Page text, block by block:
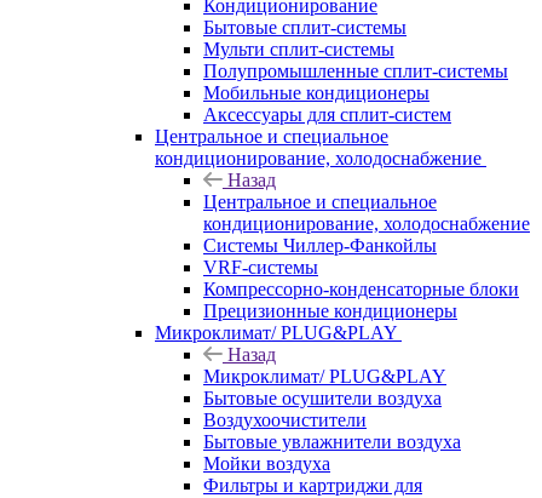
Кондиционирование
Бытовые сплит-системы
Мульти сплит-системы
Полупромышленные сплит-системы
Мобильные кондиционеры
Аксессуары для сплит-систем
Центральное и специальное
кондиционирование, холодоснабжение
Назад
Центральное и специальное
кондиционирование, холодоснабжение
Системы Чиллер-Фанкойлы
VRF-системы
Компрессорно-конденсаторные блоки
Прецизионные кондиционеры
Микроклимат/ PLUG&PLAY
Назад
Микроклимат/ PLUG&PLAY
Бытовые осушители воздуха
Воздухоочистители
Бытовые увлажнители воздуха
Мойки воздуха
Фильтры и картриджи для